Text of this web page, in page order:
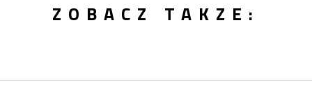
WIEDZA
ZOBACZ TAKZE: